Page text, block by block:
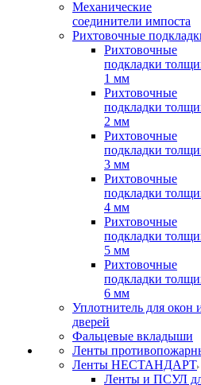
Механические
соединители импоста
Рихтовочные
Рихтовочные
подкладки
1 мм
Рихтовочные
подкладки
2 мм
Рихтовочные
подкладки
3 мм
Рихтовочные
подкладки
4 мм
Рихтовочные
подкладки
5 мм
Рихтовочные
подкладки
6 мм
Уплотнитель для окон
дверей
Фальцевые вкладыши
Ленты
Ленты НЕСТАНДАРТ
Ленты и ПСУЛ